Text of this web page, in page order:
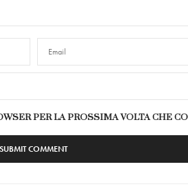
PER LA PROSSIMA VOLTA CHE